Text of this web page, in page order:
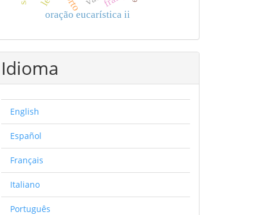
oração eucarística ii
Idioma
English
Español
Français
Italiano
Português